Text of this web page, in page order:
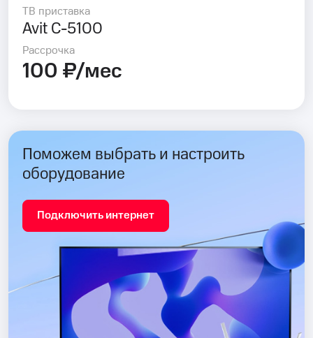
ТВ приставка
Avit C-5100
Рассрочка
100 ₽/мес
Поможем выбрать и настроить
оборудование
Подключить интернет